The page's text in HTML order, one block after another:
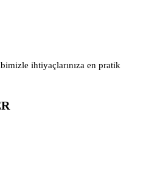
ihtiyaçlarınıza en pratik